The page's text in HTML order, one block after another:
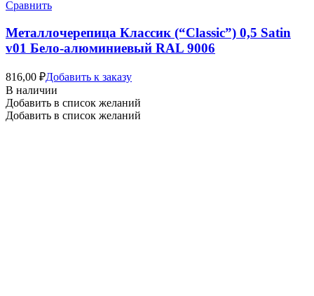
Сравнить
Металлочерепица Классик (“Classic”) 0,5 Satin
v01 Бело-алюминиевый RAL 9006
816,00 ₽Добавить к заказу
В наличии
Добавить в список желаний
Добавить в список желаний